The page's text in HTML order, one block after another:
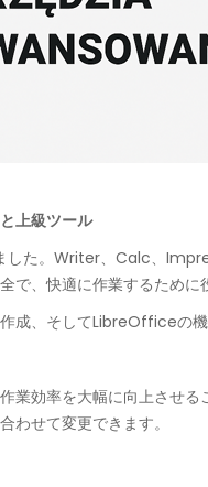
上級ツール
た。Writer、Calc、
で、快適に作業するために
成、そしてLibreOfficeの
業効率を大幅に向上させ
わせて変更できます。